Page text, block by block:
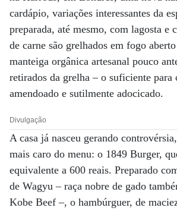
cardápio, variações interessantes da
preparada, até mesmo, com lagosta e
de carne são grelhados em fogo
manteiga orgânica artesanal pouco
retirados da grelha – o suficiente
amendoado e sutilmente adocicado.
Divulgação
A casa já nasceu gerando
mais caro do menu: o 1849 Burger,
equivalente a 600 reais. Preparado
de Wagyu – raça nobre de gado
Kobe Beef –, o hambúrguer, de